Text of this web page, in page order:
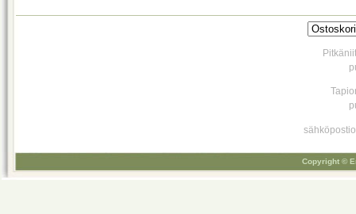
Copyright ©